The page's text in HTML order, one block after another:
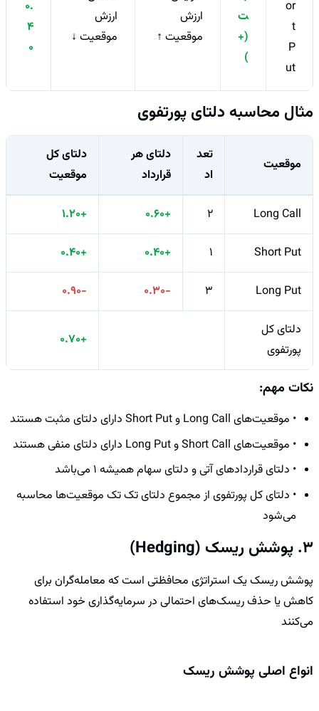
or
P
ut
ت
(+
ارزش
موقعیت ↑
ارزش
موقعیت ↓
0.
4
مثال محاسبه دلتای پورتفوی
موقعیت
تعد
اد
دلتای هر
قرارداد
دلتای کل
موقعیت
Long Call
Short Put
Long Put
3
دلتای کل
پورتفوی
نکات مهم:
موقعیت‌های Long Call و Short Put دارای دلتای مثبت هستند
موقعیت‌های Short Call و Long Put دارای دلتای منفی هستند
دلتای قراردادهای آتی و دلتای سهام همیشه 1 می‌باشد
دلتای کل پورتفوی از مجموع دلتای تک تک موقعیت‌ها محاسبه
می‌شود
3. پوشش ریسک (Hedging)
پوشش ریسک یک استراتژی محافظتی است که معامله‌گران برای
کاهش یا حذف ریسک‌های احتمالی در سرمایه‌گذاری خود استفاده
می‌کنند
انواع اصلی پوشش ریسک